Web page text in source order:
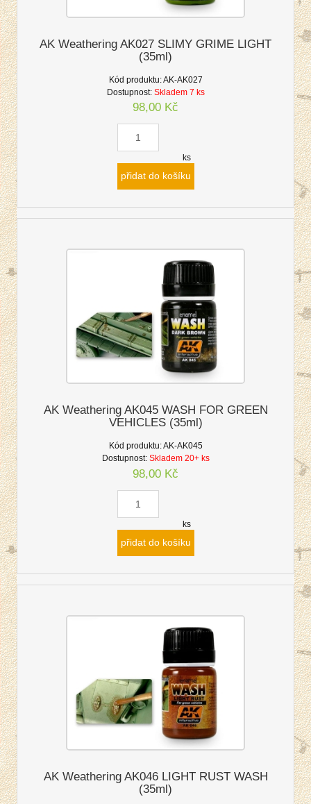
AK Weathering AK027 SLIMY GRIME LIGHT
(35ml)
Kód produktu:AK-AK027
Dostupnost: Skladem 7 ks
98,00 Kč
ks
přidat do košíku
AK Weathering AK045 WASH FOR GREEN
VEHICLES (35ml)
Kód produktu:AK-AK045
Dostupnost: Skladem 20+ ks
98,00 Kč
ks
přidat do košíku
AK Weathering AK046 LIGHT RUST WASH
(35ml)